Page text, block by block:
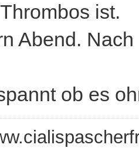
ist.
Abend.
ob es